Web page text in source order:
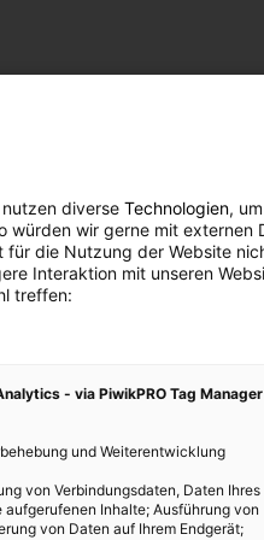
und optimale Omega-3-
mehrfach ungesättigten
haben einen positiven
bei. Die
Blutdruck können dadurch
mit ausreichen Omega-
und das
dabei bis in die 50er
wie Lachs, Makrele und
sind Olivenöl, Leinöl
und auf moderaten
kaltgepresste Öle dann
werden.
sich das vielfältig äußern:
nutzen diverse Technologien,
würden wir gerne mit externen
für die Nutzung der Website
Interaktion mit unseren
treffen:
- via PiwikPRO Tag Manager
und Weiterentwicklung
von Verbindungsdaten, Daten Ihres
Inhalte; Ausführung von
von Daten auf Ihrem Endgerät;